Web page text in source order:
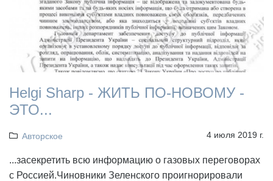
Helgi Sharp - ЖИТЬ ПО-НОВОМУ -
ЭТО...
Авторское 4 июля 2019 г.
...засекретить всю информацию о газовых переговорах
с Россией.Чиновники Зеленского проигнорировали